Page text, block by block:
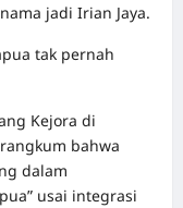
jadi Irian Jaya.
tak pernah
Kejora di
bahwa
dalam
usai integrasi